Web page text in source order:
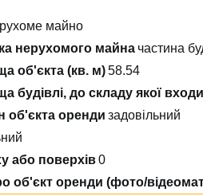
майно
нерухомого майна частина
об'єкта (кв. м) 58.54
будівлі, до складу якої
об'єкта оренди задовільний
або поверхів 0
об'єкт оренди (фото/